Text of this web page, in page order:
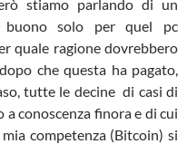
stiamo parlando di un
buono solo per quel pc
quale ragione dovrebbero
che questa ha pagato,
tutte le decine di casi di
conoscenza finora e di cui
competenza (Bitcoin) si